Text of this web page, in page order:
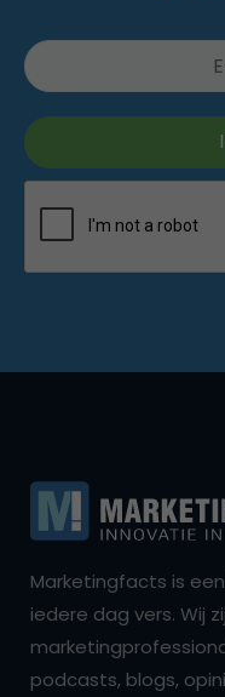
Marketingfacts is
iedere dag vers. Wij
podcasts, blogs,